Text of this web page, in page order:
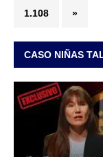
1.108 »
CASO NIÑAS